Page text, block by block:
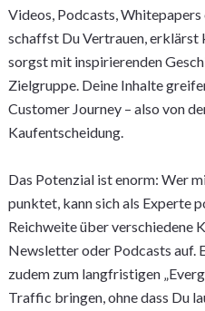
Videos, Podcasts,
schaffst Du Vertrauen, erklärst
sorgst mit inspirierenden
Zielgruppe. Deine Inhalte
Customer Journey – also von
Kaufentscheidung.
Das Potenzial ist enorm: Wer
punktet, kann sich als Experte
Reichweite über verschiedene
Newsletter oder Podcasts auf.
zudem zum langfristigen
Traffic bringen, ohne dass Du